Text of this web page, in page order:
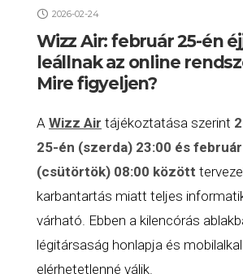
2026-02-24
Wizz Air: február 25-én
leállnak az online
Mire figyeljen?
A Wizz Air tájékoztatása szerint
25-én (szerda) 23:00 és
(csütörtök) 08:00 között
karbantartás miatt teljes
várható. Ebben a kilencórás
légitársaság honlapja és
elérhetetlenné válik.